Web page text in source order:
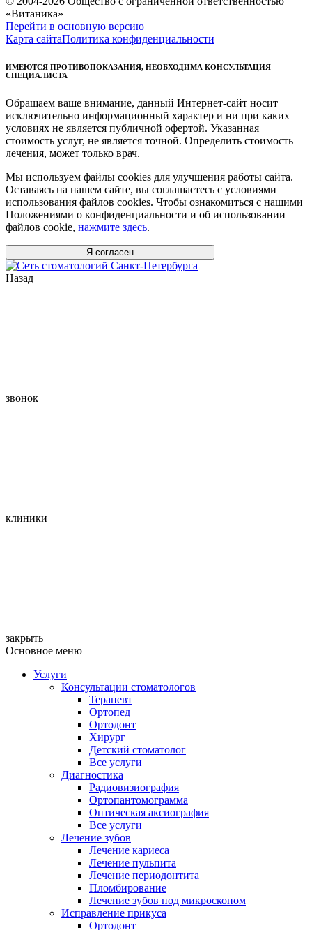
«Витаника»
Перейти в основную версию
Карта сайтаПолитика конфиденциальности
ИМЕЮТСЯ ПРОТИВОПОКАЗАНИЯ, НЕОБХОДИМА КОНСУЛЬТАЦИЯ
СПЕЦИАЛИСТА
Обращаем ваше внимание, данный Интернет-сайт носит
исключительно информационный характер и ни при каких
условиях не является публичной офертой. Указанная
стоимость услуг, не является точной. Определить стоимость
лечения, может только врач.
Мы используем файлы cookies для улучшения работы сайта.
Оставаясь на нашем сайте, вы соглашаетесь с условиями
использования файлов cookies. Чтобы ознакомиться с нашими
Положениями о конфиденциальности и об использовании
файлов cookie, нажмите здесь.
Я согласен
Назад
звонок
клиники
закрыть
Основное меню
Услуги
Консультации стоматологов
Терапевт
Ортопед
Ортодонт
Хирург
Детский стоматолог
Все услуги
Диагностика
Радиовизиография
Ортопантомограмма
Оптическая аксиография
Все услуги
Лечение зубов
Лечение кариеса
Лечение пульпита
Лечение периодонтита
Пломбирование
Лечение зубов под микроскопом
Исправление прикуса
Ортодонт